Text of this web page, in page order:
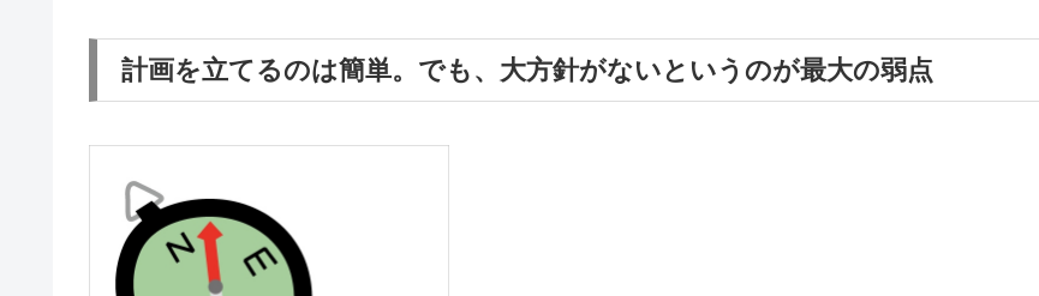
計画を立てるのは簡単。でも、大方針がないというのが最大の弱点